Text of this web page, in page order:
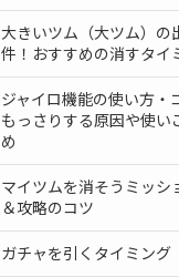
大きいツム（大ツム）の
件！おすすめの消すタイ
ジャイロ機能の使い方・
もっさりする原因や使い
め
マイツムを消そうミッシ
＆攻略のコツ
ガチャを引くタイミング